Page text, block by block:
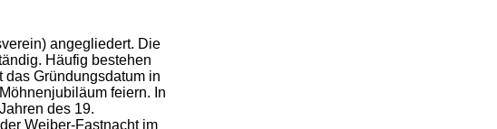
angegliedert. Die
Häufig bestehen
Gründungsdatum in
feiern. In
des 19.
Weiber-Fastnacht im